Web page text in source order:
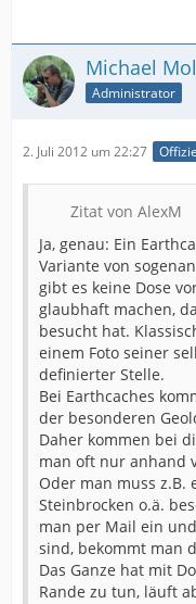
Michael
Administrator
2. Juli 2012 um 22:27
Zitat von AlexM
Ja, genau: Ein
Variante von
gibt es keine Dose
glaubhaft machen,
besucht hat.
einem Foto seiner
definierter Stelle.
Bei Earthcaches
der besonderen
Daher kommen bei
man oft nur anhand
Oder man muss z.B.
Steinbrocken o.ä.
man per Mail ein
sind, bekommt man
Das Ganze hat mit
Rande zu tun, läuft